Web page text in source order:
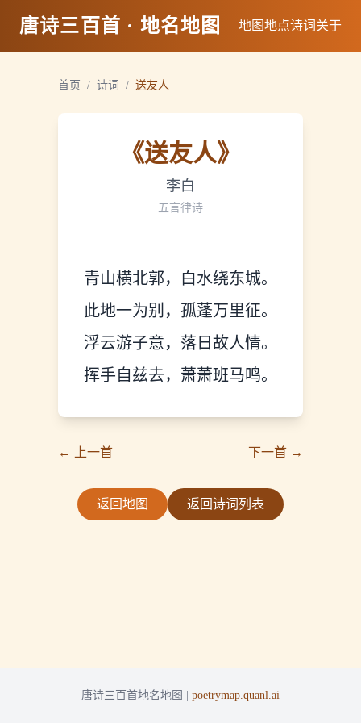
唐诗三百首 · 地名地图 地图地点诗词 关于
首页 / 诗词 / 送友人
《送友人》
李白
五言律诗
青山横北郭，白水绕东城。
此地一为别，孤蓬万里征。
浮云游子意，落日故人情。
挥手自兹去，萧萧班马鸣。
← 上一首 下一首 →
返回地图 返回诗词列表
唐诗三百首地名地图 | poetrymap.quanl.ai